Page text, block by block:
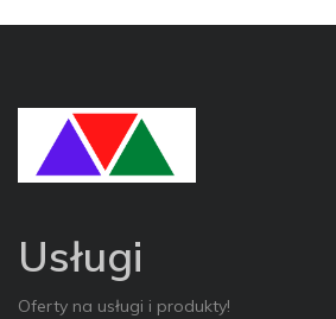
Usługi
Oferty na usługi i produkty!